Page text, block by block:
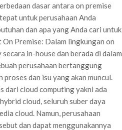
dasar antara on premise
untuk perusahaan Anda
dan apa yang Anda cari untuk
Premise: Dalam lingkungan on
in-house dan berada di dalam
perusahaan bertanggung
dan isu yang akan muncul.
dari cloud computing yakni ada
cloud, seluruh suber daya
cloud. Namun, perusahaan
dan dapat menggunakannya